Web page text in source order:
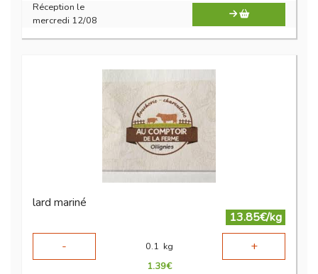
Réception le
mercredi 12/08
lard mariné
13.85€/kg
-
0.1 kg +
1.39€